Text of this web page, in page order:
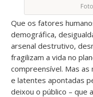
Que os fatores
demográfica,
arsenal destrutivo,
fragilizam a vida no
compreensível. Mas
e latentes apontadas
deixou o público – que